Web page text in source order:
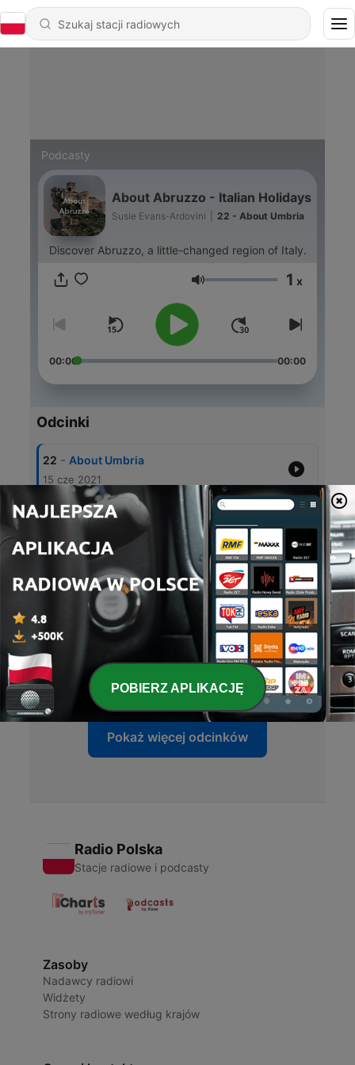
Podcasty
About Abruzzo - Italian Holidays
Susie Evans-Ardovini 22 - About Umbria
Discover Abruzzo, a little-changed region of Italy.
Głośność 1 x
00:00 00:00
Odcinki
22 - About Umbria
15 cze 2021
21 - About Trentino Alto Adige
About Tuscany
15 cze 2021
19 About Valle D’Aosta
15 cze 2021
18 About Piedmont
15 cze 2021
Pokaż więcej odcinków
Radio Polska
Stacje radiowe i podcasty
Zasoby
Nadawcy radiowi
Widżety
Strony radiowe według krajów
POBIERZ APLIKACJĘ